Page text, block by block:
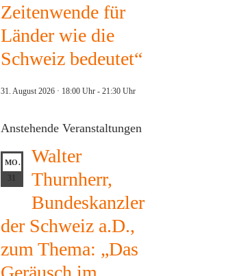
Zeitenwende für
Länder wie die
Schweiz bedeutet“
31. August 2026 · 18:00 Uhr- 21:30 Uhr
Anstehende Veranstaltungen
MO.
Walter
Thurnherr,
Bundeskanzler
der Schweiz a.D.,
zum Thema: „Das